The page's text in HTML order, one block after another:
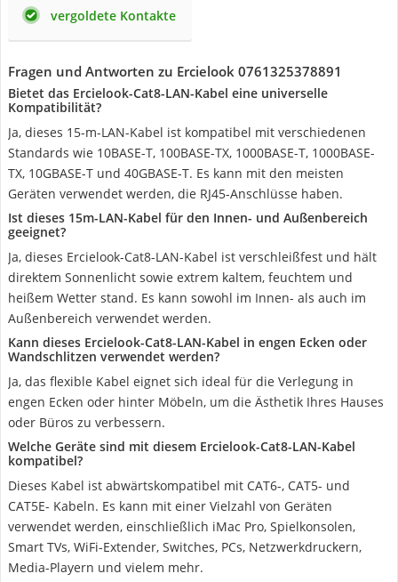
vergoldete Kontakte
Fragen und Antworten zu Ercielook 0761325378891
Bietet das Ercielook-Cat8-LAN-Kabel eine universelle
Kompatibilität?
Ja, dieses 15-m-LAN-Kabel ist kompatibel mit verschiedenen
Standards wie 10BASE-T, 100BASE-TX, 1000BASE-T, 1000BASE-
TX, 10GBASE-T und 40GBASE-T. Es kann mit den meisten
Geräten verwendet werden, die RJ45-Anschlüsse haben.
Ist dieses 15m-LAN-Kabel für den Innen- und Außenbereich
geeignet?
Ja, dieses Ercielook-Cat8-LAN-Kabel ist verschleißfest und hält
direktem Sonnenlicht sowie extrem kaltem, feuchtem und
heißem Wetter stand. Es kann sowohl im Innen- als auch im
Außenbereich verwendet werden.
Kann dieses Ercielook-Cat8-LAN-Kabel in engen Ecken oder
Wandschlitzen verwendet werden?
Ja, das flexible Kabel eignet sich ideal für die Verlegung in
engen Ecken oder hinter Möbeln, um die Ästhetik Ihres Hauses
oder Büros zu verbessern.
Welche Geräte sind mit diesem Ercielook-Cat8-LAN-Kabel
kompatibel?
Dieses Kabel ist abwärtskompatibel mit CAT6-, CAT5- und
CAT5E- Kabeln. Es kann mit einer Vielzahl von Geräten
verwendet werden, einschließlich iMac Pro, Spielkonsolen,
Smart TVs, WiFi-Extender, Switches, PCs, Netzwerkdruckern,
Media-Playern und vielem mehr.